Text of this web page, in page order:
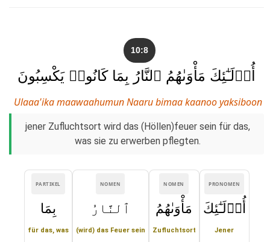
10:8
أُو۟لَـٰٓئِكَ مَأْوَىٰهُمُ ٱلنَّارُ بِمَا كَانُوا۟ يَكْسِبُونَ
Ulaaa'ika maawaahumun Naaru bimaa kaanoo yaksiboon
jener Zufluchtsort wird das (Höllen)feuer sein für das,
was sie zu erwerben pflegten.
PRONOMEN
أُو۟لَـٰٓئِكَ
Jener
NOMEN
مَأْوَىٰهُمُ
Zufluchtsort
NOMEN
ٱلنَّارُ
(wird) das Feuer sein
PARTIKEL
بِمَا
für das, was